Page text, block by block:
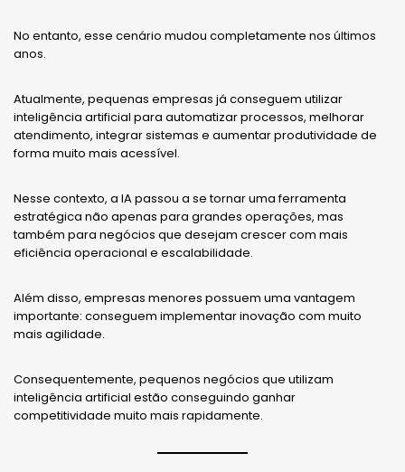
No entanto, esse cenário mudou completamente nos últimos
anos.
Atualmente, pequenas empresas já conseguem utilizar
inteligência artificial para automatizar processos, melhorar
atendimento, integrar sistemas e aumentar produtividade de
forma muito mais acessível.
Nesse contexto, a IA passou a se tornar uma ferramenta
estratégica não apenas para grandes operações, mas
também para negócios que desejam crescer com mais
eficiência operacional e escalabilidade.
Além disso, empresas menores possuem uma vantagem
importante: conseguem implementar inovação com muito
mais agilidade.
Consequentemente, pequenos negócios que utilizam
inteligência artificial estão conseguindo ganhar
competitividade muito mais rapidamente.